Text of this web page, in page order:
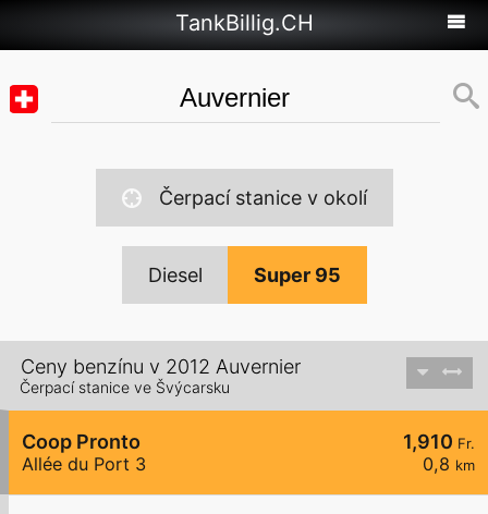
TankBillig.CH
Čerpací stanice v okolí
Diesel Super 95
Ceny benzínu v 2012 Auvernier
Čerpací stanice ve Švýcarsku
1,910 Fr.
0,8 km
Coop Pronto
Allée du Port 3